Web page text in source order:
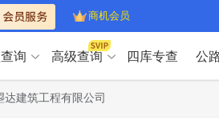
商机会员
询 高级查询 四库专查 公
达建筑工程有限公司